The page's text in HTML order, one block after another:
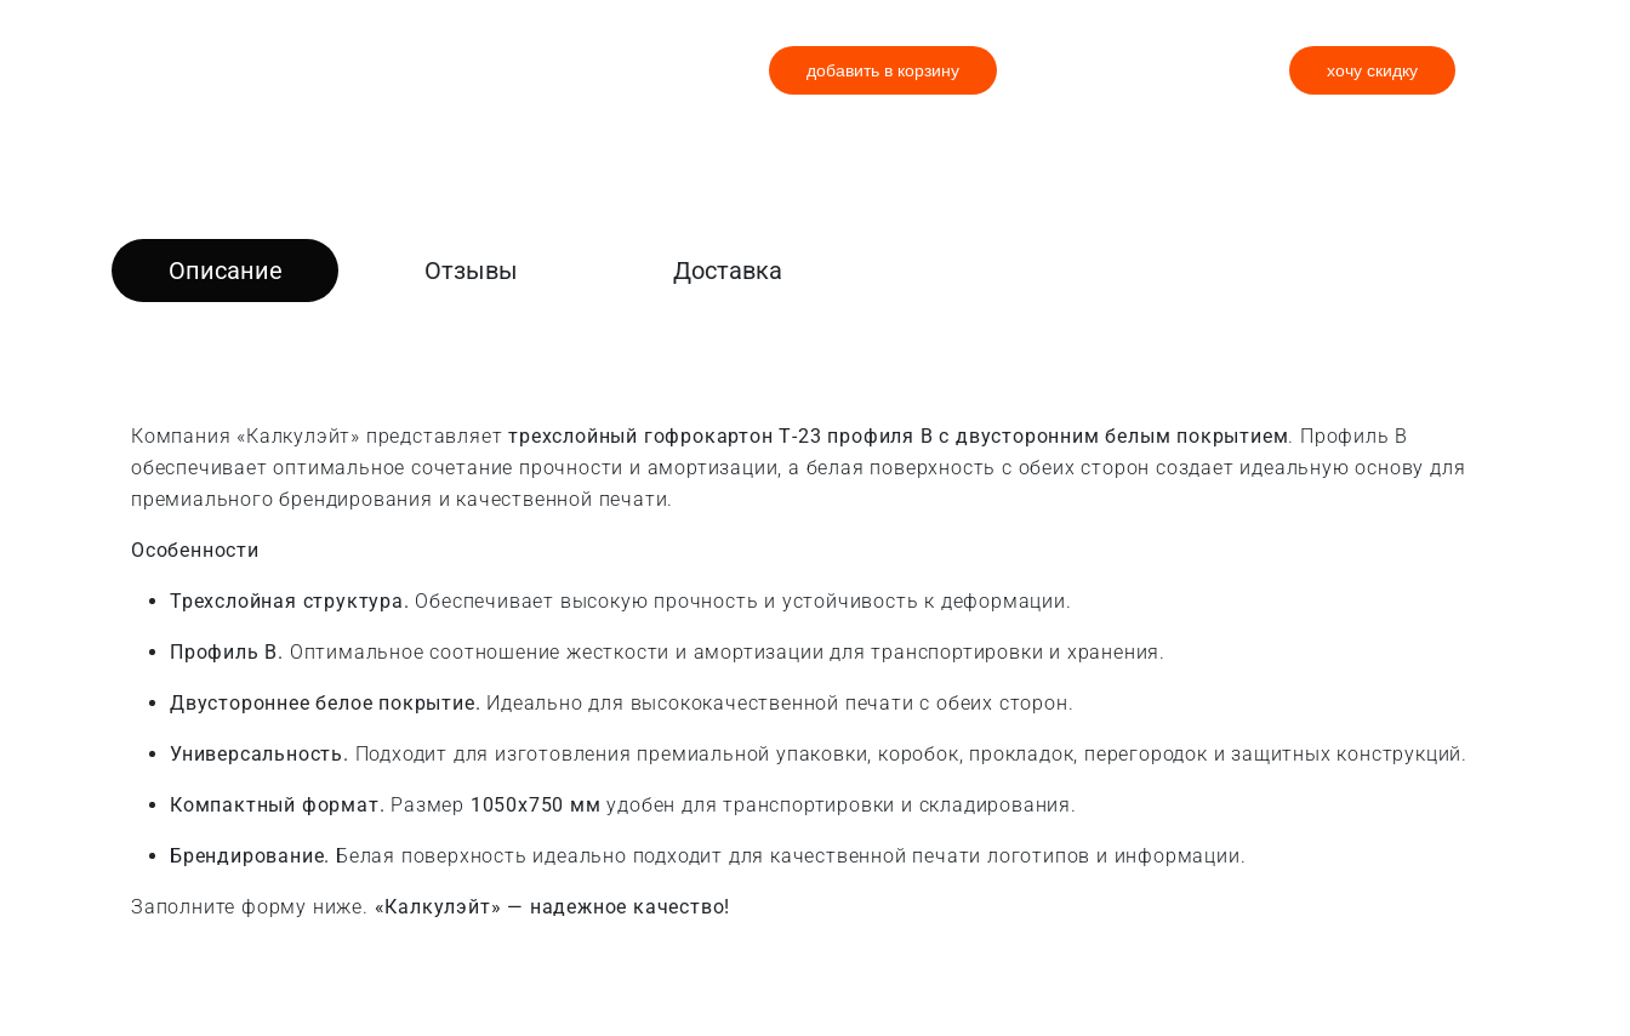
добавить в корзину хочу скидку
Описание Отзывы Доставка
Компания «Калкулэйт» представляеттрехслойный гофрокартон Т-23 профиля B с двусторонним белым покрытием. Профиль B
обеспечивает оптимальное сочетание прочности и амортизации, а белая поверхность с обеих сторон создает идеальную основу для
премиального брендирования и качественной печати.
Особенности
Трехслойная структура. Обеспечивает высокую прочность и устойчивость к деформации.
Профиль B. Оптимальное соотношение жесткости и амортизации для транспортировки и хранения.
Двустороннее белое покрытие. Идеально для высококачественной печати с обеих сторон.
Универсальность. Подходит для изготовления премиальной упаковки, коробок, прокладок, перегородок и защитных конструкций.
Компактный формат. Размер 1050x750 мм удобен для транспортировки и складирования.
Брендирование. Белая поверхность идеально подходит для качественной печати логотипов и информации.
Заполните форму ниже. «Калкулэйт» — надежное качество!